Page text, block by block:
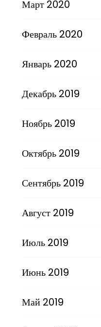
Март 2020
Февраль 2020
Январь 2020
Декабрь 2019
Ноябрь 2019
Октябрь 2019
Сентябрь 2019
Август 2019
Июль 2019
Июнь 2019
Май 2019